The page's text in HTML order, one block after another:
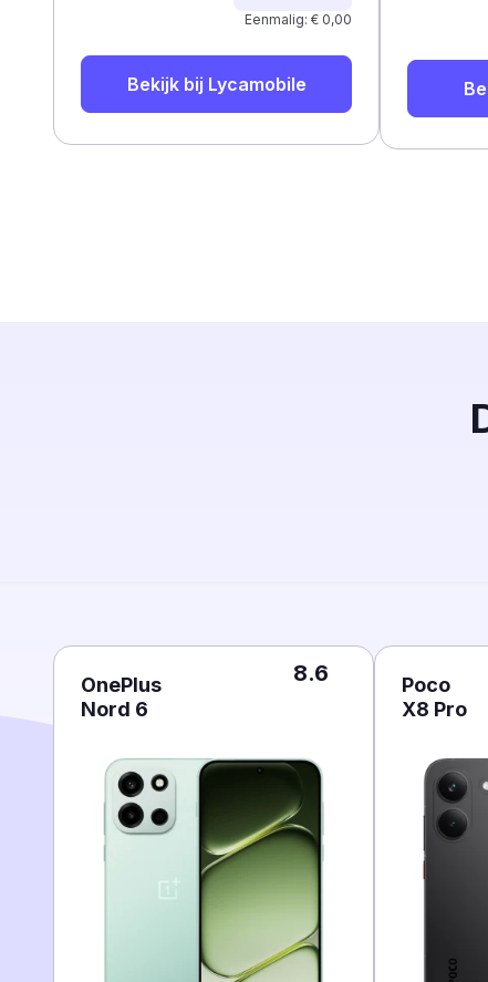
Eenmalig: € 0,00
Bekijk bij Lycamobile
OnePlus
Nord 6
8.6
Poco
X8 Pro